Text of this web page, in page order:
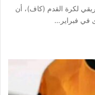
لكرة القدم (كاف)، أن
في فبراير…